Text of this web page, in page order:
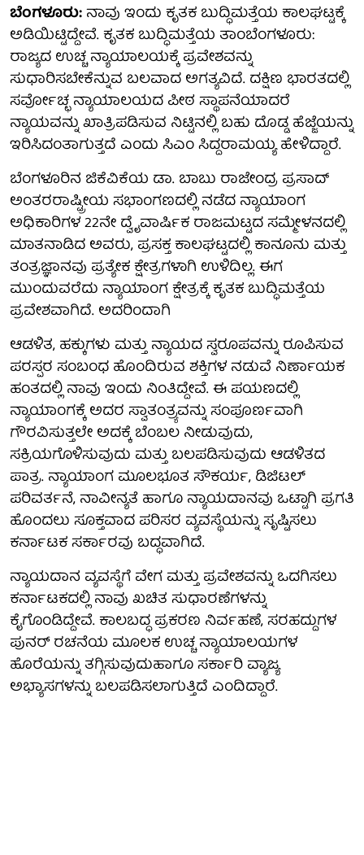
ಬೆಂಗಳೂರು:ನಾವು ಇಂದು ಕೃತಕ ಬುದ್ಧಿಮತ್ತೆಯ ಕಾಲಘಟ್ಟಕ್ಕೆ
ಅಡಿಯಿಟ್ಟಿದ್ದೇವೆ. ಕೃತಕ ಬುದ್ಧಿಮತ್ತೆಯ ತಾಂಬೆಂಗಳೂರು:
ರಾಜ್ಯದ ಉಚ್ಚ ನ್ಯಾಯಾಲಯಕ್ಕೆ ಪ್ರವೇಶವನ್ನು
ಸುಧಾರಿಸಬೇಕೆನ್ನುವ ಬಲವಾದ ಅಗತ್ಯವಿದೆ. ದಕ್ಷಿಣ ಭಾರತದಲ್ಲಿ
ಸರ್ವೋಚ್ಛ ನ್ಯಾಯಾಲಯದ ಪೀಠ ಸ್ಥಾಪನೆಯಾದರೆ
ನ್ಯಾಯವನ್ನು ಖಾತ್ರಿಪಡಿಸುವ ನಿಟ್ಟಿನಲ್ಲಿ ಬಹು ದೊಡ್ಡ ಹೆಜ್ಜೆಯನ್ನು
ಇರಿಸಿದಂತಾಗುತ್ತದೆ ಎಂದು ಸಿಎಂ ಸಿದ್ದರಾಮಯ್ಯ ಹೇಳಿದ್ದಾರೆ.
ಬೆಂಗಳೂರಿನ ಜಿಕೆವಿಕೆಯ ಡಾ. ಬಾಬು ರಾಜೇಂದ್ರ ಪ್ರಸಾದ್
ಅಂತರರಾಷ್ಟ್ರೀಯ ಸಭಾಂಗಣದಲ್ಲಿ ನಡೆದ ನ್ಯಾಯಾಂಗ
ಅಧಿಕಾರಿಗಳ 22ನೇ ದ್ವೈವಾರ್ಷಿಕ ರಾಜಮಟ್ಟದ ಸಮ್ಮೇಳನದಲ್ಲಿ
ಮಾತನಾಡಿದ ಅವರು, ಪ್ರಸಕ್ತ ಕಾಲಘಟ್ಟದಲ್ಲಿ ಕಾನೂನು ಮತ್ತು
ತಂತ್ರಜ್ಞಾನವು ಪ್ರತ್ಯೇಕ ಕ್ಷೇತ್ರಗಳಾಗಿ ಉಳಿದಿಲ್ಲ. ಈಗ
ಮುಂದುವರೆದು ನ್ಯಾಯಾಂಗ ಕ್ಷೇತ್ರಕ್ಕೆ ಕೃತಕ ಬುದ್ಧಿಮತ್ತೆಯ
ಪ್ರವೇಶವಾಗಿದೆ. ಅದರಿಂದಾಗಿ
ಆಡಳಿತ, ಹಕ್ಕುಗಳು ಮತ್ತು ನ್ಯಾಯದ ಸ್ವರೂಪವನ್ನು ರೂಪಿಸುವ
ಪರಸ್ಪರ ಸಂಬಂಧ ಹೊಂದಿರುವ ಶಕ್ತಿಗಳ ನಡುವೆ ನಿರ್ಣಾಯಕ
ಹಂತದಲ್ಲಿ ನಾವು ಇಂದು ನಿಂತಿದ್ದೇವೆ. ಈ ಪಯಣದಲ್ಲಿ
ನ್ಯಾಯಾಂಗಕ್ಕೆ ಅದರ ಸ್ವಾತಂತ್ರ್ಯವನ್ನು ಸಂಪೂರ್ಣವಾಗಿ
ಗೌರವಿಸುತ್ತಲೇ ಅದಕ್ಕೆ ಬೆಂಬಲ ನೀಡುವುದು,
ಸಕ್ರಿಯಗೊಳಿಸುವುದು ಮತ್ತು ಬಲಪಡಿಸುವುದು ಆಡಳಿತದ
ಪಾತ್ರ. ನ್ಯಾಯಾಂಗ ಮೂಲಭೂತ ಸೌಕರ್ಯ, ಡಿಜಿಟಲ್
ಪರಿವರ್ತನೆ, ನಾವೀನ್ಯತೆ ಹಾಗೂ ನ್ಯಾಯದಾನವು ಒಟ್ಟಾಗಿ ಪ್ರಗತಿ
ಹೊಂದಲು ಸೂಕ್ತವಾದ ಪರಿಸರ ವ್ಯವಸ್ಥೆಯನ್ನು ಸೃಷ್ಟಿಸಲು
ಕರ್ನಾಟಕ ಸರ್ಕಾರವು ಬದ್ಧವಾಗಿದೆ.
ನ್ಯಾಯದಾನ ವ್ಯವಸ್ಥೆಗೆ ವೇಗ ಮತ್ತು ಪ್ರವೇಶವನ್ನು ಒದಗಿಸಲು
ಕರ್ನಾಟಕದಲ್ಲಿ ನಾವು ಖಚಿತ ಸುಧಾರಣೆಗಳನ್ನು
ಕೈಗೊಂಡಿದ್ದೇವೆ. ಕಾಲಬದ್ಧ ಪ್ರಕರಣ ನಿರ್ವಹಣೆ, ಸರಹದ್ದುಗಳ
ಪುನರ್ ರಚನೆಯ ಮೂಲಕ ಉಚ್ಚ ನ್ಯಾಯಾಲಯಗಳ
ಹೊರೆಯನ್ನು ತಗ್ಗಿಸುವುದುಹಾಗೂ ಸರ್ಕಾರಿ ವ್ಯಾಜ್ಯ
ಅಭ್ಯಾಸಗಳನ್ನು ಬಲಪಡಿಸಲಾಗುತ್ತಿದೆ ಎಂದಿದ್ದಾರೆ.